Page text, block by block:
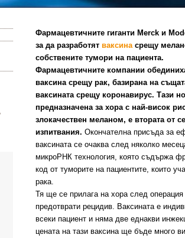
Фармацевтичните гиганти Merck и
за да разработят ваксинасрещу
собствените тумори на пациента.
Фармацевтичните компании
ваксина срещу рак, базирана на
ваксината срещу коронавирус. Тази
предназначена за хора с най-висок
злокачествен меланом, е втората от
изпитвания. Окончателна присъда за
ваксината се очаква след няколко
микроРНК технология, която съдържа
код от туморите на пациентите, които
рака.
Тя ще се прилага на хора след
предотврати рецидив. Ваксинатае
всеки пациент и няма две еднакви
цената на тази ваксина ще бъде много